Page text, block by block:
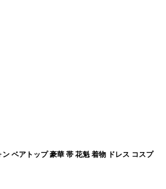
ベアトップ 豪華 帯 花魁 着物 ドレス コスプ